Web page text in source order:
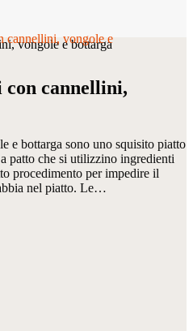
vongole e bottarga
con cannellini,
e bottarga sono uno squisito piatto
patto che si utilizzino ingredienti
procedimento per impedire il
nel piatto. Le…